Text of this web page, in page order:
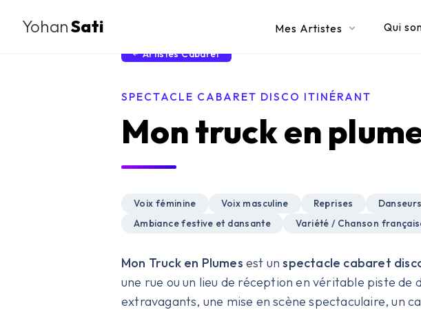
YohanSati Mes Artistes Qui
Artistes Cabaret
SPECTACLE CABARET DISCO ITINÉRANT
Mon truck en
Voix féminine Voix masculine Reprises Danseurs
Ambiance festive et dansante
Variété / Chanson
Mon Truck en Plumes est unspectacle cabaret
une rue ou un lieu de réception en véritable piste de
extravagants, une mise en scène spectaculaire, un